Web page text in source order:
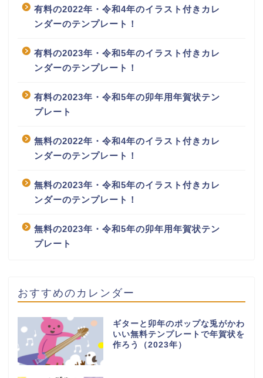
有料の2022年・令和4年のイラスト付きカレ
ンダーのテンプレート！
有料の2023年・令和5年のイラスト付きカレ
ンダーのテンプレート！
有料の2023年・令和5年の卯年用年賀状テン
プレート
無料の2022年・令和4年のイラスト付きカレ
ンダーのテンプレート！
無料の2023年・令和5年のイラスト付きカレ
ンダーのテンプレート！
無料の2023年・令和5年の卯年用年賀状テン
プレート
おすすめのカレンダー
ギターと卯年のポップな兎がかわ
いい無料テンプレートで年賀状を
作ろう（2023年）